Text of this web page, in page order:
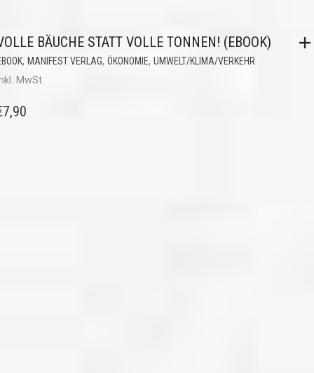
BÄUCHE STATT VOLLE TONNEN! (EBOOK)
, MANIFEST VERLAG, ÖKONOMIE, UMWELT/KLIMA/VERKEHR
MwSt.
7,90